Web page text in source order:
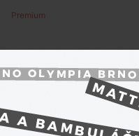
Premium